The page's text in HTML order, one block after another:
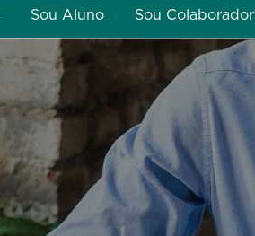
Sou Aluno Sou Colaborador